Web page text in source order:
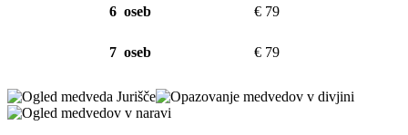
6 oseb € 79
7 oseb € 79